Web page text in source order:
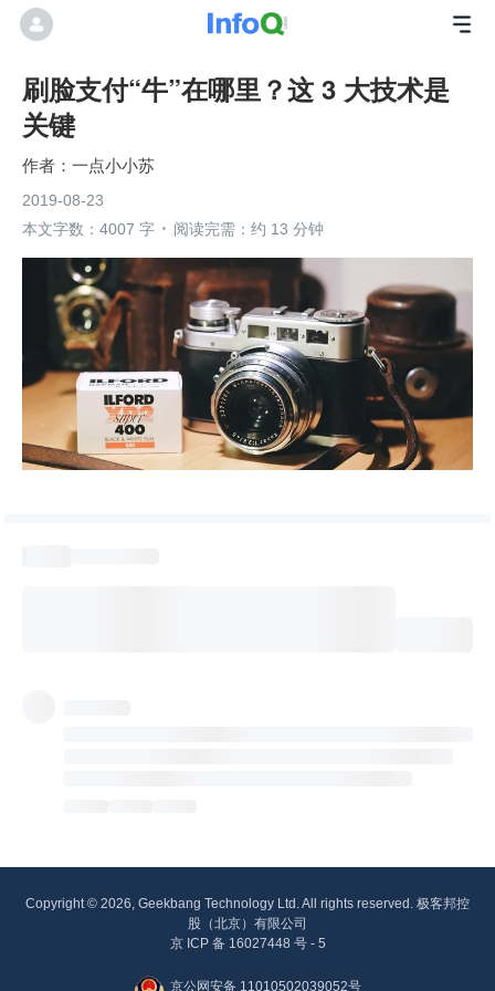
刷脸支付“牛”在哪里？这 3 大技术是
关键
一点小小苏
2019-08-23
本文字数：4007 字
阅读完需：约 13 分钟
Copyright © 2026, Geekbang Technology Ltd. All rights reserved. 极客邦控
股（北京）有限公司
京 ICP 备 16027448 号 - 5
京公网安备 11010502039052号